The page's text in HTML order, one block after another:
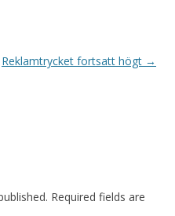
Reklamtrycket fortsatt högt →
Required fields are